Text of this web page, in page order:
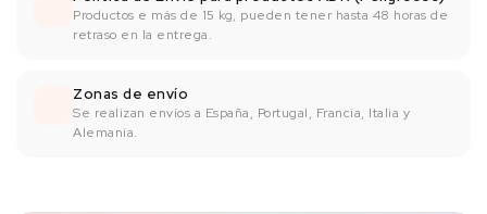
Productos e más de 15 kg, pueden tener hasta 48 horas de
retraso en la entrega.
Zonas de envío
Se realizan envíos a España, Portugal, Francia, Italia y
Alemania.